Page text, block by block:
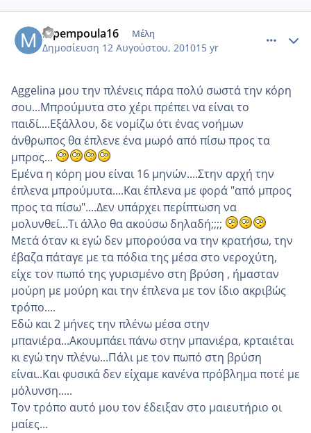
mpempoula16 Μέλη
Δημοσίευση 12 Αυγούστου, 201015 yr
Aggelina μου την πλένεις πάρα πολύ σωστά την κόρη
σου...Μπρούμυτα στο χέρι πρέπει να είναι το
παιδί....Εξάλλου, δε νομίζω ότι ένας νοήμων
άνθρωπος θα έπλενε ένα μωρό από πίσω προς τα
μπρος...
Εμένα η κόρη μου είναι 16 μηνών....Στην αρχή την
έπλενα μπρούμυτα....Και έπλενα με φορά "από μπρος
προς τα πίσω"....Δεν υπάρχει περίπτωση να
μολυνθεί...Τι άλλο θα ακούσω δηλαδή;;;;
Μετά όταν κι εγώ δεν μπορούσα να την κρατήσω, την
έβαζα πάταγε με τα πόδια της μέσα στο νεροχύτη,
είχε τον πωπό της γυρισμένο στη βρύση , ήμασταν
μούρη με μούρη και την έπλενα με τον ίδιο ακριβώς
τρόπο....
Εδώ και 2 μήνες την πλένω μέσα στην
μπανιέρα...Ακουμπάει πάνω στην μπανιέρα, κρταιέται
κι εγώ την πλένω...Πάλι με τον πωπό στη βρύση
είναι..Και φυσικά δεν είχαμε κανένα πρόβλημα ποτέ με
μόλυνση.....
Τον τρόπο αυτό μου τον έδειξαν στο μαιευτήριο οι
μαίες...